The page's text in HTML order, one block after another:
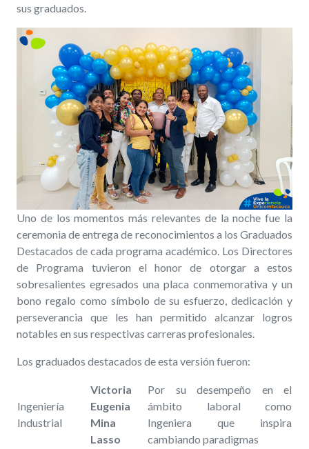
sus graduados.
Uno de los momentos más relevantes de la noche fue la
ceremonia de entrega de reconocimientos a los Graduados
Destacados de cada programa académico. Los Directores
de Programa tuvieron el honor de otorgar a estos
sobresalientes egresados una placa conmemorativa y un
bono regalo como símbolo de su esfuerzo, dedicación y
perseverancia que les han permitido alcanzar logros
notables en sus respectivas carreras profesionales.
Los graduados destacados de esta versión fueron:
Ingeniería
Industrial
Victoria
Eugenia
Mina
Lasso
Por su desempeño en el
ámbito laboral como
Ingeniera que inspira
cambiando paradigmas